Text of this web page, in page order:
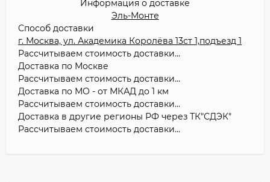
Информация о доставке
Эль-Монте
Способ доставки
г. Москва, ул. Академика Королёва 13ст 1,подъезд 1
Рассчитываем стоимость доставки...
Доставка по Москве
Рассчитываем стоимость доставки...
Доставка по МО - от МКАД до 1 км
Рассчитываем стоимость доставки...
Доставка в другие регионы РФ через ТК"СДЭК"
Рассчитываем стоимость доставки...